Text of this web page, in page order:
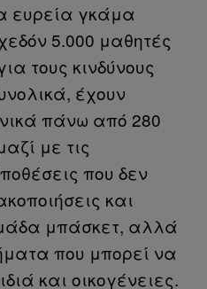
ευρεία γκάμα
5.000 μαθητές
τους κινδύνους
έχουν
πάνω από 280
με τις
που δεν
και
μπάσκετ, αλλά
που μπορεί να
και οικογένειες.